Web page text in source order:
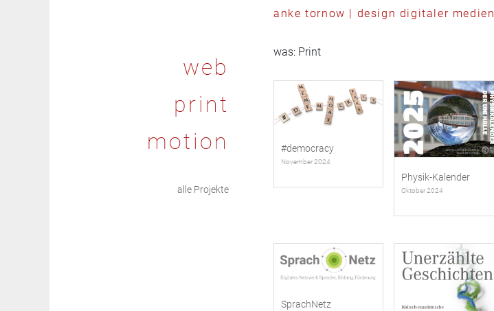
anke tornow | design digitaler medien
web
print
motion
alle Projekte
was: Print
#democracy
November 2024
Physik-Kalender
Oktober 2024
SprachNetz